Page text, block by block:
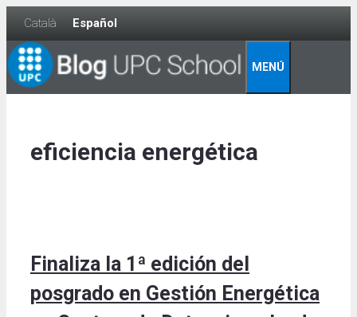
Skip
content
Català Español
MENÚ
eficiencia energética
Finaliza la 1ª edición del
posgrado en Gestión Energética